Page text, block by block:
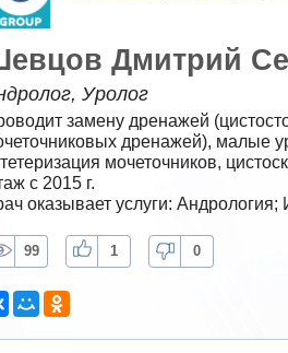
Дмитрий
Уролог
замену дренажей
дренажей), малые
мочеточников,
с 2015 г.
оказывает услуги:
99 1 0